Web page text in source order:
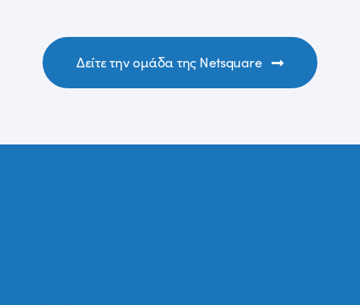
Δείτε την ομάδα της Netsquare